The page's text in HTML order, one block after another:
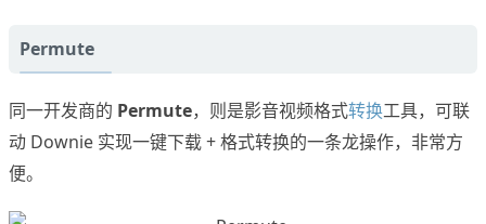
Permute
同一开发商的 Permute，则是影音视频格式转换工具，可联
动 Downie 实现一键下载 + 格式转换的一条龙操作，非常方
便。